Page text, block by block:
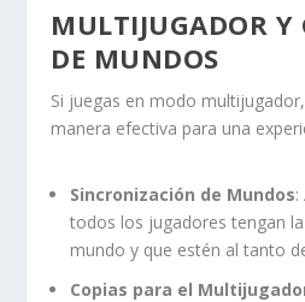
MULTIJUGADOR Y
DE MUNDOS
Si juegas en modo
manera efectiva para una
Sincronización de Mundos:
todos los jugadores tengan
mundo y que estén al tanto
Copias para el